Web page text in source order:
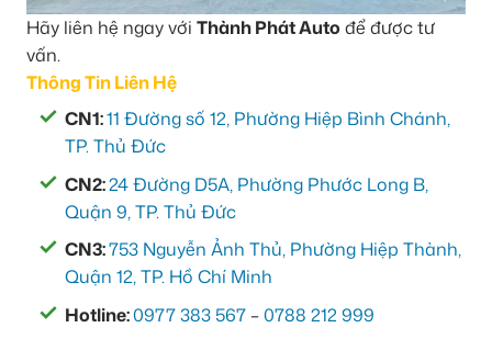
Hãy liên hệ ngay với Thành Phát Auto để được tư
vấn.
Thông Tin Liên Hệ
CN1:11 Đường số 12, Phường Hiệp Bình Chánh,
TP. Thủ Đức
CN2:24 Đường D5A, Phường Phước Long B,
Quận 9, TP. Thủ Đức
CN3:753 Nguyễn Ảnh Thủ, Phường Hiệp Thành,
Quận 12, TP. Hồ Chí Minh
Hotline:0977 383 567 –0788 212 999